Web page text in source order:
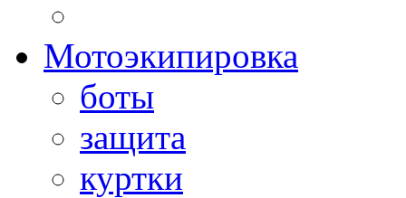
Мотоэкипировка
боты
защита
куртки